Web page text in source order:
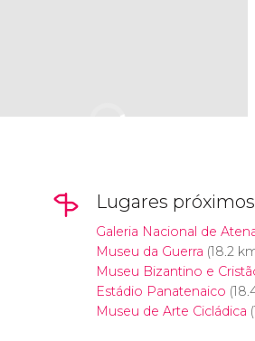
Lugares próximos
Galeria Nacional de
Museu da Guerra (18.2
Museu Bizantino e
Estádio Panatenaico
Museu de Arte Cicládica